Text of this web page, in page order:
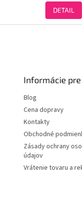
DETAIL
Informácie
Blog
Cena dopravy
Kontakty
Obchodné
Zásady ochrany
údajov
Vrátenie tovaru a